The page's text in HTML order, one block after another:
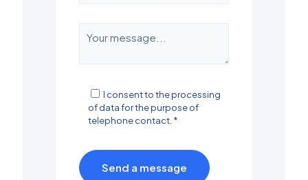
I consent to the processing
of data for the purpose of
telephone contact. *